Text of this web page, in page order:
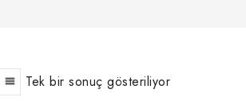
Tek bir sonuç gösteriliyor